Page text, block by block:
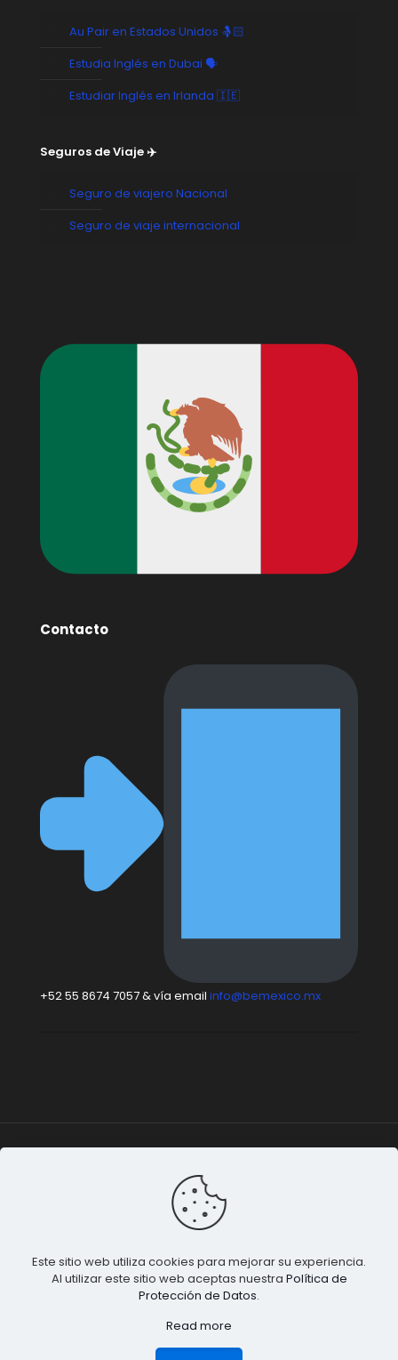
Au Pair en Estados Unidos 🤱🏻
Estudia Inglés en Dubai 🗣️
Estudiar Inglés en Irlanda 🇮🇪
Seguros de Viaje ✈️
Seguro de viajero Nacional
Seguro de viaje internacional
Contacto
+52 55 8674 7057 & vía email info@bemexico.mx
© 2015-2024 Todos los derechos
Terminos & Condiciones
Datos
Este sitio web utiliza cookies para mejorar su experiencia.
Al utilizar este sitio web aceptas nuestra Política de
Protección de Datos.
Read more